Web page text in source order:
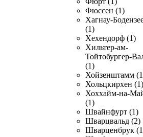
Фюссен (1)
Хагнау-
(1)
Хехендорф (1)
Хильтер-ам-
Тойтобургер-
(1)
Хойзенштамм
Хольцкирхен (1)
Хоххайм-на-
(1)
Швайнфурт (1)
Шварцвальд (2)
Шварценбрук